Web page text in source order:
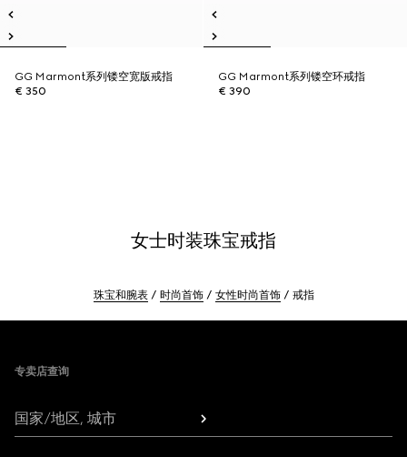
GG Marmont系列镂空宽版戒指
€ 350
GG Marmont系列镂空环戒指
€ 390
女士时装珠宝戒指
珠宝和腕表 时尚首饰 女性时尚首饰 戒指
专卖店查询
国家/地区, 城市